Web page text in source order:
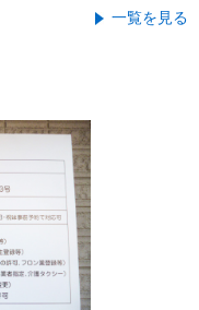
一覧を見る